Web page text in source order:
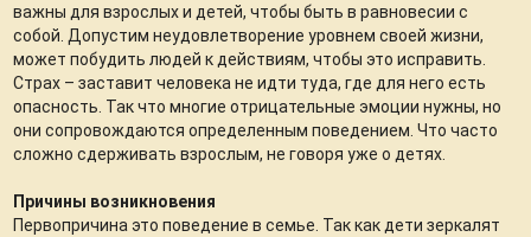
важны для взрослых и детей, чтобы быть в равновесии с
собой. Допустим неудовлетворение уровнем своей жизни,
может побудить людей к действиям, чтобы это исправить.
Страх – заставит человека не идти туда, где для него есть
опасность. Так что многие отрицательные эмоции нужны, но
они сопровождаются определенным поведением. Что часто
сложно сдерживать взрослым, не говоря уже о детях.
Причины возникновения
Первопричина это поведение в семье. Так как дети зеркалят